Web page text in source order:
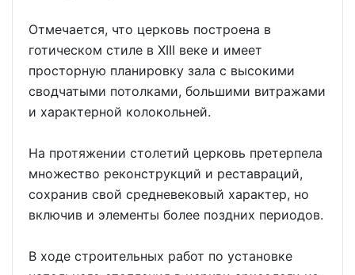
Отмечается, что церковь построена в
готическом стиле в XIII веке и имеет
просторную планировку зала с высокими
сводчатыми потолками, большими витражами
и характерной колокольней.
На протяжении столетий церковь претерпела
множество реконструкций и реставраций,
сохранив свой средневековый характер, но
включив и элементы более поздних периодов.
В ходе строительных работ по установке